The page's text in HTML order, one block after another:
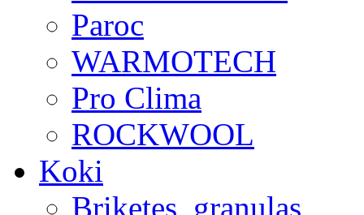
Paroc
WARMOTECH
Pro Clima
ROCKWOOL
Koki
Briketes, granulas